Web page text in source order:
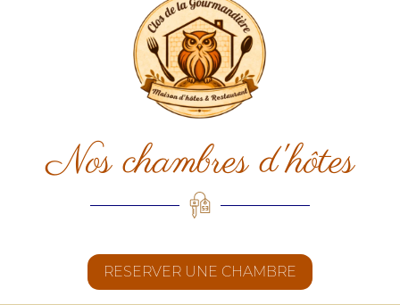
Nos chambres d'hôtes
RESERVER UNE CHAMBRE